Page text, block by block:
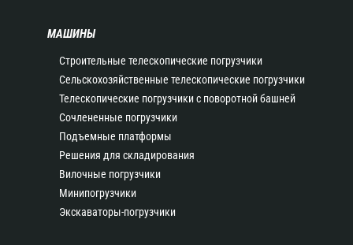
МАШИНЫ
Строительные телескопические погрузчики
Сельскохозяйственные телескопические погрузчики
Телескопические погрузчики с поворотной башней
Сочлененные погрузчики
Подъемные платформы
Решения для складирования
Вилочные погрузчики
Минипогрузчики
Экскаваторы-погрузчики